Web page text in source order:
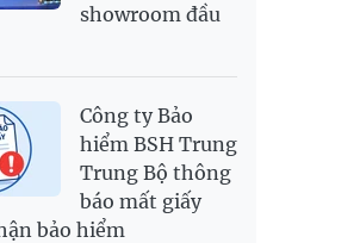
showroom đầu
Công ty Bảo
hiểm BSH Trung
Trung Bộ thông
báo mất giấy
bảo hiểm